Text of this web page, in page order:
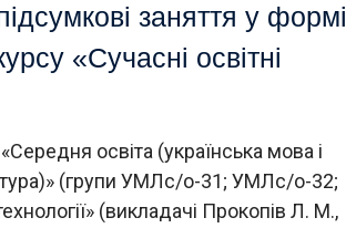
заняття у формі
«Сучасні освітні
освіта (українська мова і
(групи УМЛс/о-31; УМЛс/о-32;
(викладачі Прокопів Л. М.,